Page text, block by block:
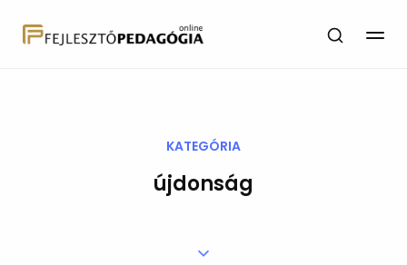
KATEGÓRIA
újdonság